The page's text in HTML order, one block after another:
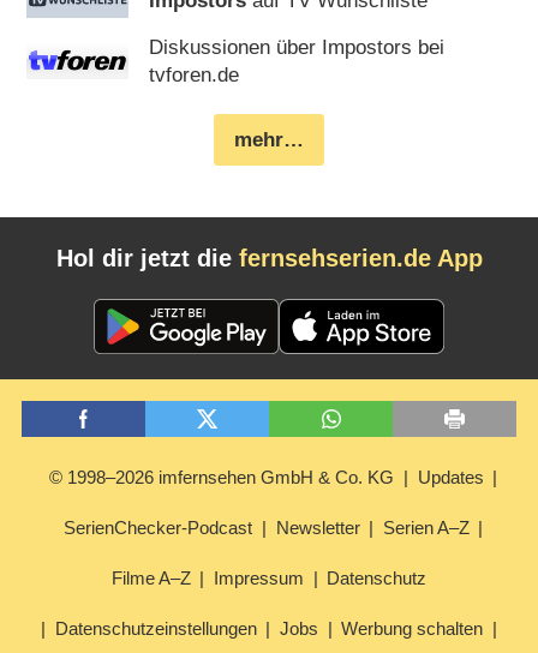
Diskussionen über Impostors bei
tvforen.de
mehr…
Hol dir jetzt die fernsehserien.de App
© 1998–2026 imfernsehen GmbH & Co. KG Updates
SerienChecker-Podcast Newsletter Serien A–Z
Filme A–Z Impressum Datenschutz
Datenschutzeinstellungen Jobs Werbung schalten